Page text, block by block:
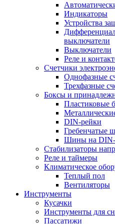
Индикаторы
Устройства
выключатели
Выключатели
Реле и
Счетчики
Однофазные
Трехфазные
Боксы и
Пластиковые
DIN-рейки
Гребенчатые
Шины на DIN-
Стабилизаторы
Реле и таймеры
Климатическое
Теплый пол
Вентиляторы
Инструменты
Кусачки
Инструменты для
Пассатижи